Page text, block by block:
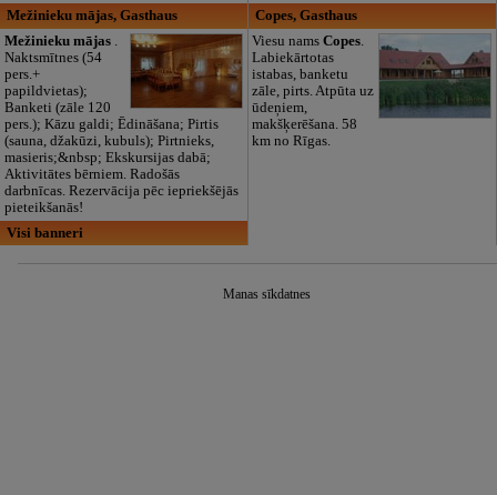
Mežinieku mājas, Gasthaus
Mežinieku mājas.
Naktsmītnes (54
pers.+
papildvietas);
Banketi (zāle 120
pers.); Kāzu galdi; Ēdināšana; Pirtis
(sauna, džakūzi, kubuls); Pirtnieks,
masieris;&nbsp; Ekskursijas dabā;
Aktivitātes bērniem. Radošās
darbnīcas. Rezervācija pēc iepriekšējās
pieteikšanās!
Copes, Gasthaus
Viesu namsCopes.
Labiekārtotas
istabas, banketu
zāle, pirts. Atpūta uz
ūdeņiem,
makšķerēšana. 58
km no Rīgas.
Visi banneri
Manas sīkdatnes